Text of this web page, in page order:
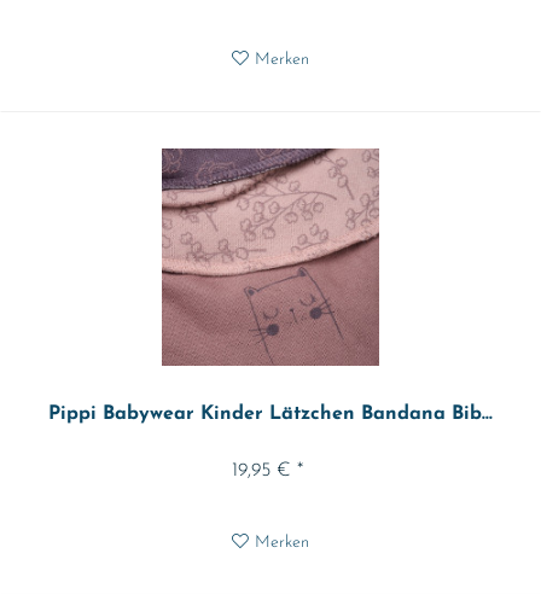
Merken
Pippi Babywear Kinder Lätzchen Bandana Bib...
19,95 € *
Merken